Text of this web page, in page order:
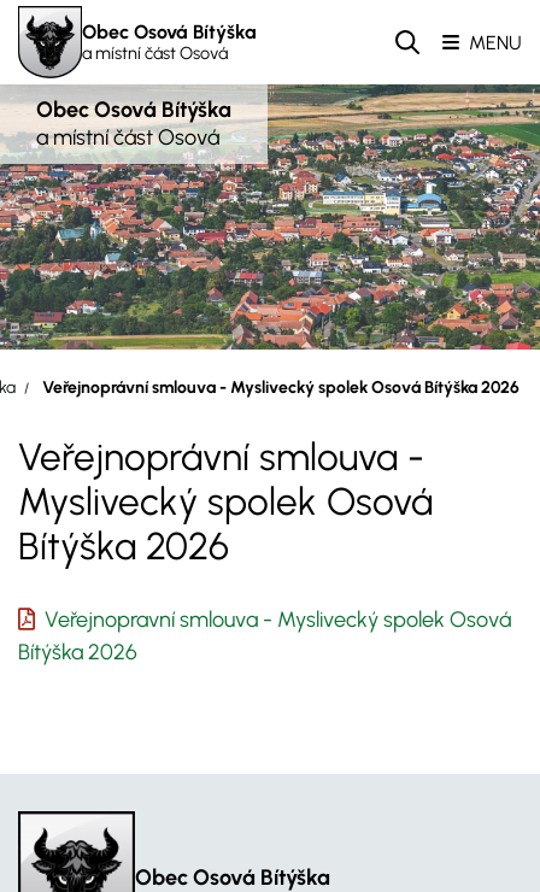
Obec Osová Bítýška
a místní část Osová MENU
Obec Osová Bítýška
a místní část Osová
Veřejnoprávní smlouva - Myslivecký spolek Osová Bítýška 2026
Veřejnoprávní smlouva -
Myslivecký spolek Osová
Bítýška 2026
Veřejnopravní smlouva - Myslivecký spolek Osová
Bítýška 2026
Obec Osová Bítýška